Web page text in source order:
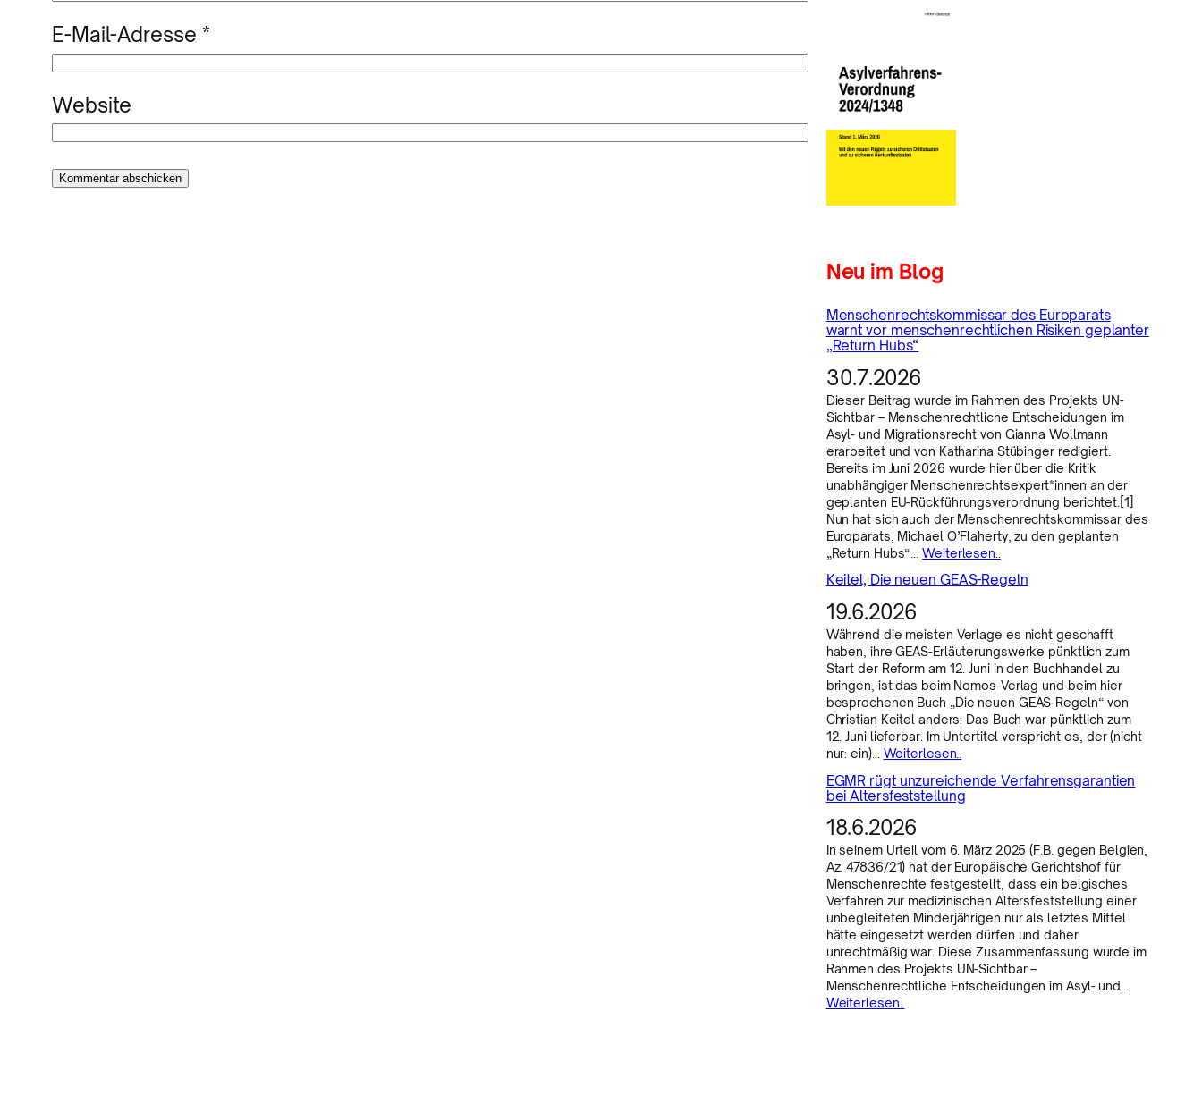
E-Mail-Adresse *
Website
Neu im Blog
Menschenrechtskommissar des Europarats
warnt vor menschenrechtlichen Risiken geplanter
„Return Hubs“
30.7.2026
Dieser Beitrag wurde im Rahmen des Projekts UN-
Sichtbar – Menschenrechtliche Entscheidungen im
Asyl- und Migrationsrecht von Gianna Wollmann
erarbeitet und von Katharina Stübinger redigiert.
Bereits im Juni 2026 wurde hier über die Kritik
unabhängiger Menschenrechtsexpert*innen an der
geplanten EU-Rückführungsverordnung berichtet.[1]
Nun hat sich auch der Menschenrechtskommissar des
Europarats, Michael O’Flaherty, zu den geplanten
„Return Hubs“…Weiterlesen..
Keitel, Die neuen GEAS-Regeln
19.6.2026
Während die meisten Verlage es nicht geschafft
haben, ihre GEAS-Erläuterungswerke pünktlich zum
Start der Reform am 12. Juni in den Buchhandel zu
bringen, ist das beim Nomos-Verlag und beim hier
besprochenen Buch „Die neuen GEAS-Regeln“ von
Christian Keitel anders: Das Buch war pünktlich zum
12. Juni lieferbar. Im Untertitel verspricht es, der (nicht
nur: ein)… Weiterlesen..
EGMR rügt unzureichende Verfahrensgarantien
bei Altersfeststellung
18.6.2026
In seinem Urteil vom 6. März 2025 (F.B. gegen Belgien,
Az. 47836/21) hat der Europäische Gerichtshof für
Menschenrechte festgestellt, dass ein belgisches
Verfahren zur medizinischen Altersfeststellung einer
unbegleiteten Minderjährigen nur als letztes Mittel
hätte eingesetzt werden dürfen und daher
unrechtmäßig war. Diese Zusammenfassung wurde im
Rahmen des Projekts UN-Sichtbar –
Menschenrechtliche Entscheidungen im Asyl- und…
Weiterlesen..